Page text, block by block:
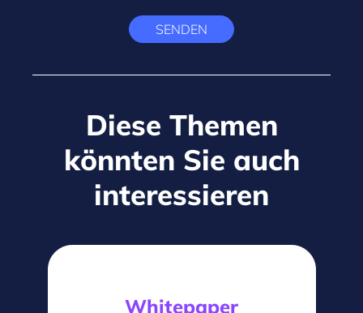
SENDEN
Diese Themen
könnten Sie auch
interessieren
Whitepaper